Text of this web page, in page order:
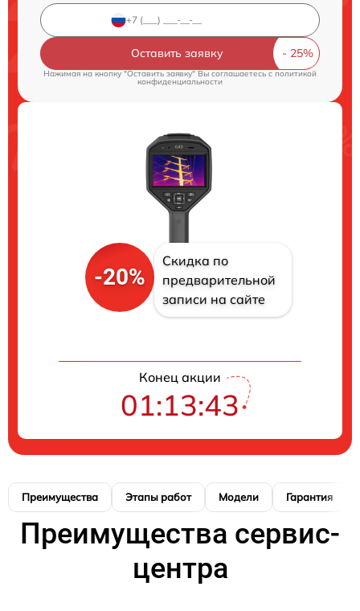
Оставить заявку
Нажимая на кнопку "Оставить заявку" Вы соглашаетесь cполитикой
конфиденциальности
-20%
Скидка по
предварительной
записи на сайте
Конец акции
01:13:41
Преимущества Этапы работ Модели Гарантия
Преимущества сервис-
центра